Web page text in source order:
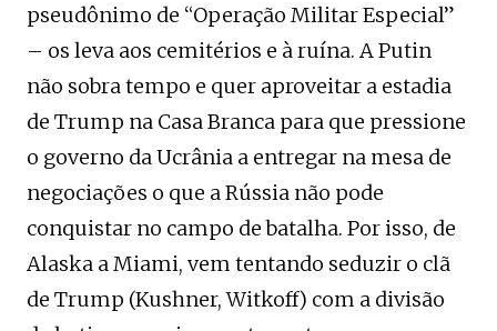
pseudônimo de “Operação Militar Especial”
– os leva aos cemitérios e à ruína. A Putin
não sobra tempo e quer aproveitar a estadia
de Trump na Casa Branca para que pressione
o governo da Ucrânia a entregar na mesa de
negociações o que a Rússia não pode
conquistar no campo de batalha. Por isso, de
Alaska a Miami, vem tentando seduzir o clã
de Trump (Kushner, Witkoff) com a divisão